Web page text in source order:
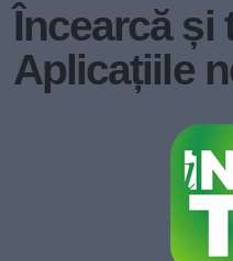
Încearcă și
Aplicațiile